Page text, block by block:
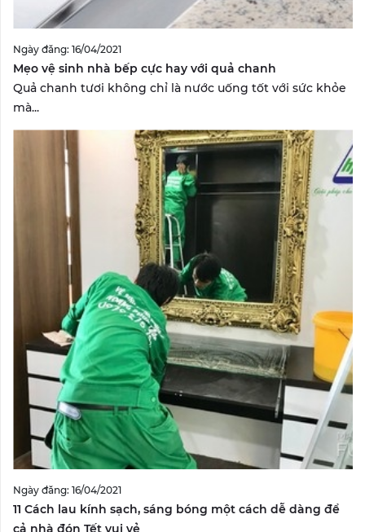
Ngày đăng: 16/04/2021
Mẹo vệ sinh nhà bếp cực hay với quả chanh
Quả chanh tươi không chỉ là nước uống tốt với sức khỏe
mà...
Ngày đăng: 16/04/2021
11 Cách lau kính sạch, sáng bóng một cách dễ dàng để
cả nhà đón Tết vui vẻ